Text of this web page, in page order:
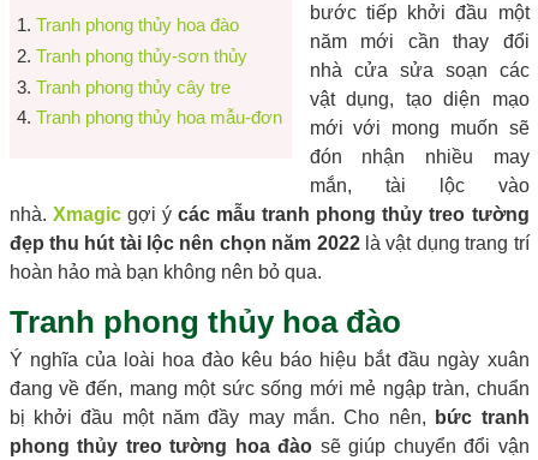
Tranh phong thủy hoa đào
Tranh phong thủy-sơn thủy
Tranh phong thủy cây tre
Tranh phong thủy hoa mẫu-đơn
bước tiếp khởi đầu một
năm mới cần thay đổi
nhà cửa sửa soạn các
vật dụng, tạo diện mạo
mới với mong muốn sẽ
đón nhận nhiều may
mắn, tài lộc vào
nhà. Xmagicgợi ý các mẫu tranh phong thủy treo tường
đẹp thu hút tài lộc nên chọn năm 2022 là vật dụng trang trí
hoàn hảo mà bạn không nên bỏ qua.
Tranh phong thủy hoa đào
Ý nghĩa của loài hoa đào kêu báo hiệu bắt đầu ngày xuân
đang về đến, mang một sức sống mới mẻ ngập tràn, chuẩn
bị khởi đầu một năm đầy may mắn. Cho nên,
bức tranh
phong thủy treo tường hoa đào sẽ giúp chuyển đổi vận